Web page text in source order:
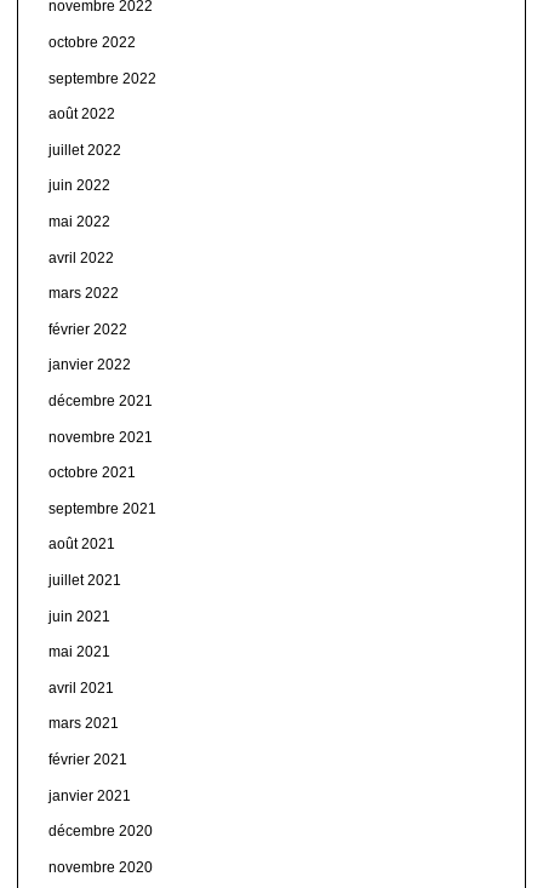
novembre 2022
octobre 2022
septembre 2022
août 2022
juillet 2022
juin 2022
mai 2022
avril 2022
mars 2022
février 2022
janvier 2022
décembre 2021
novembre 2021
octobre 2021
septembre 2021
août 2021
juillet 2021
juin 2021
mai 2021
avril 2021
mars 2021
février 2021
janvier 2021
décembre 2020
novembre 2020